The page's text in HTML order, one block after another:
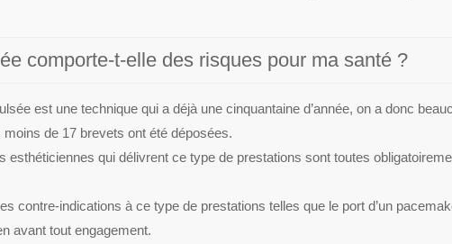
comporte-t-elle des risques pour ma santé ?
est une technique qui a déjà une cinquantaine d’année, on a donc
de 17 brevets ont été déposées.
esthéticiennes qui délivrent ce type de prestations sont toutes
contre-indications à ce type de prestations telles que le port d’un
avant tout engagement.